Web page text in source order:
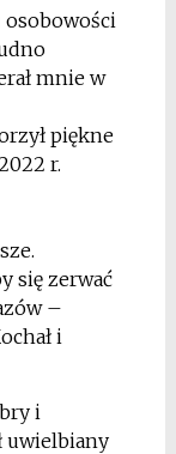
mnie w
piękne
r.
się zerwać
–
i
i
uwielbiany